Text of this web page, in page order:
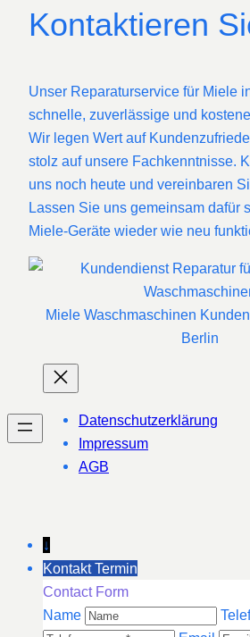
Kontaktieren
Unser Reparaturservice für Miele
schnelle, zuverlässige und
Wir legen Wert auf
stolz auf unsere Fachkenntnisse.
uns noch heute und vereinbaren
Lassen Sie uns gemeinsam dafür
Miele-Geräte wieder wie neu
Miele Waschmaschinen
Berlin
Datenschutzerklärung
Impressum
AGB
↓
Kontakt Termin
Contact Form
Name